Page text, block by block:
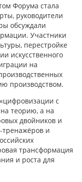
Форума стала
руководители
обсуждали
Участники
перестройке
искусственного
на
производством.
с
теорию, а на
двойников и
тренажёров и
трансформация
и роста для